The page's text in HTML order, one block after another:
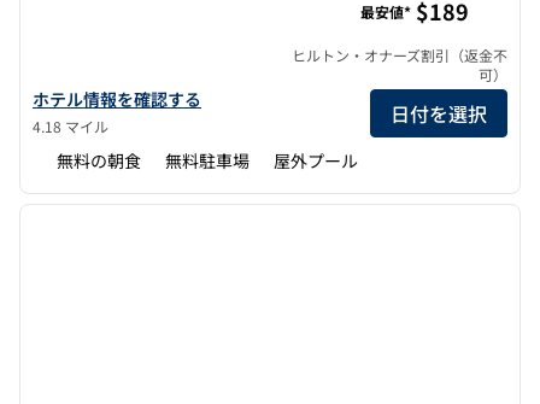
ホーム2スイーツbyヒルトン・カールスバッドのホテルの詳細を表
ホテル情報を確認する
4.18 マイル
最安値* $189
ヒルトン・オナーズ割引（返金不
可）
日付を選択
無料の朝食 無料駐車場 屋外プール
1/12
1/12
次の